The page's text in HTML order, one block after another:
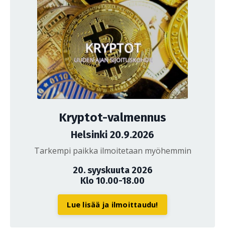
Kryptot-valmennus
Helsinki 20.9.2026
Tarkempi paikka ilmoitetaan myöhemmin
20. syyskuuta 2026
Klo 10.00-18.00
Lue lisää ja ilmoittaudu!